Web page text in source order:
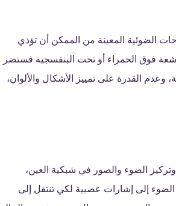
الضوئية المعينة من الممكن أن تؤذي
فوق الحمراء أو تحت البنفسجية فستضر
وعدم القدرة على تمييز الأشكال والألوان،
الضوء والصور في شبكية العين،
إلى إشارات عصبية لكي تنتقل إلى